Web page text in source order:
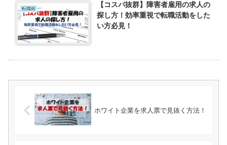
転職術
【コスパ抜群】障害者雇用の求人の
探し方！効率重視で転職活動をした
い方必見！
ホワイト企業を求人票で見抜く方法！